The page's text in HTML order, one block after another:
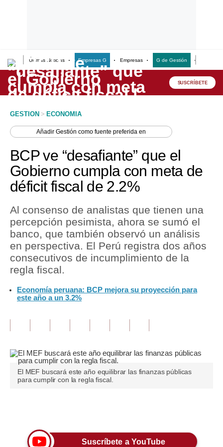
Últimas Noticias Empresas G Empresas G de Gestión
Lo último
Peru Quiosco
Economía
Mercados
Política
Finanzas Personales
Plus G
Opinión
Pregunta de hoy
Blogs
Viajes
SUSCRÍBETE
GESTION > ECONOMIA
AñadirGestión como fuente preferida en
BCP ve “desafiante” que el
Gobierno cumpla con meta de
déficit fiscal de 2.2%
Al consenso de analistas que tienen una
percepción pesimista, ahora se sumó el
banco, que también observó un análisis
en perspectiva. El Perú registra dos años
consecutivos de incumplimiento de la
regla fiscal.
Economía peruana: BCP mejora su proyección para
este año a un 3.2%
El MEF buscará este año equilibrar las finanzas públicas
para cumplir con la regla fiscal.
Suscríbete a YouTube